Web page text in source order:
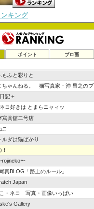
キング
ポイント ブロ画
もふと彩りと
ゃんねる。 猫写真家・沖 昌之のブログ
記＋
コ好きは とまらニャィッ
寫眞舘二号店
こ
ルダは猫ばかり
rojineko〜
真BLOG「路上のルール」
Japan
・ネコ 写真・画像いっぱい
Gallery